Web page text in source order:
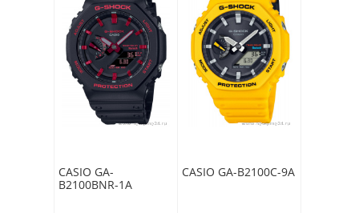
CASIO GA-
B2100BNR-1A
CASIO GA-B2100C-9A